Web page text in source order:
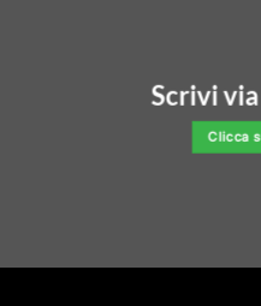
Scrivi
Clicca